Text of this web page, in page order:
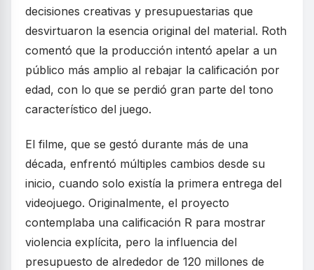
decisiones creativas y presupuestarias que
desvirtuaron la esencia original del material. Roth
comentó que la producción intentó apelar a un
público más amplio al rebajar la calificación por
edad, con lo que se perdió gran parte del tono
característico del juego.
El filme, que se gestó durante más de una
década, enfrentó múltiples cambios desde su
inicio, cuando solo existía la primera entrega del
videojuego. Originalmente, el proyecto
contemplaba una calificación R para mostrar
violencia explícita, pero la influencia del
presupuesto de alrededor de 120 millones de